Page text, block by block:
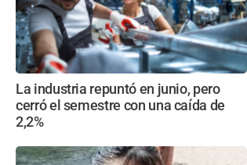
La industria repuntó en junio, pero
cerró el semestre con una caída de
2,2%